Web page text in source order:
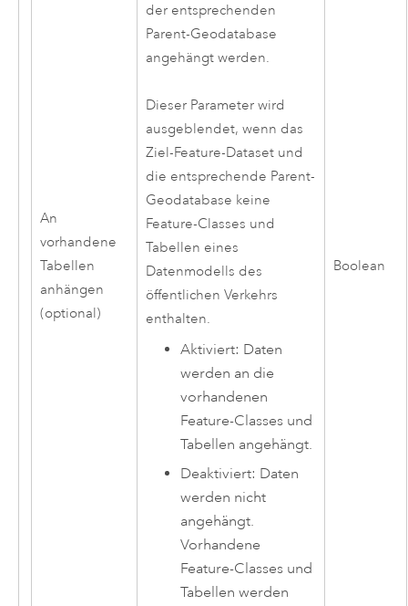
An
vorhandene
Tabellen
anhängen
(optional)
der entsprechenden
Parent-Geodatabase
angehängt werden.
Dieser Parameter wird
ausgeblendet, wenn das
Ziel-Feature-Dataset und
die entsprechende Parent-
Geodatabase keine
Feature-Classes und
Tabellen eines
Datenmodells des
öffentlichen Verkehrs
enthalten.
Aktiviert: Daten
werden an die
vorhandenen
Feature-Classes und
Tabellen angehängt.
Deaktiviert: Daten
werden nicht
angehängt.
Vorhandene
Feature-Classes und
Tabellen werden
Boolean